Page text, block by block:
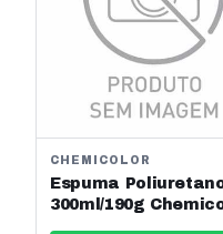
CHEMICOLOR
Espuma
300ml/190g